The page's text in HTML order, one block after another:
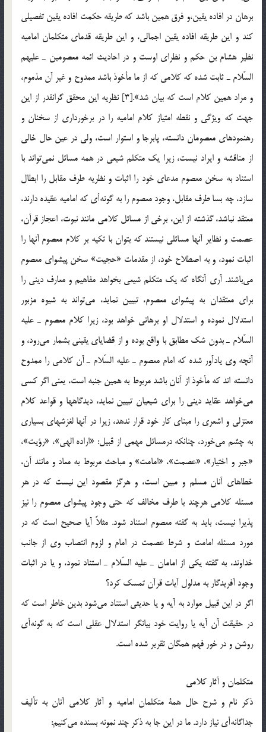
برهان در افاده يقين،و فرق همين باشد كه طريقه حكمت افاده يقين تفصيلي
كند و اين طريقه افاده يقين اجمالي، و اين طريقه قدماي متكلمان اماميه
نظير هشام بن حكم و نظراي اوست و در احاديث ائمه معصومين ـ عليهم
السّلام ـ ثابت شده كه كلامي كه از ما مأخوذ باشد ممدوح و غير آن مذموم،
و مراد همين كلام است كه بيان شد».[3] نظريه اين محقق گرانقدر از اين
جهت كه ويژگي و نقطه امتياز كلام اماميه را در برخورداري از سخنان و
رهنمودهاي معصومان دانسته، پابرجا و استوار است، ولي در عين حال خالي
از مناقشه و ايراد نيست، زيرا يك متكلم شيعي در همه مسائل نمي‌تواند با
استناد به سخن معصوم مدعاي خود را اثبات و نظريه طرف مقابل را ابطال
سازد، چه بسا طرف مقابل، وجود معصوم را به گونه‌أي كه اماميه عقيده دارند،
معتقد نباشد، گذشته از اين، برخي از مسائل كلامي مانند نبوت، اعجاز قرآن،
عصمت و نظاير آنها مسائلي نيستند كه بتوان با تكيه بر كلام معصوم آنها را
اثبات نمود، و به اصطلاح خود، از مقدمات «حجيت» سخن پيشواي معصوم
مي‌باشند. آري آنگاه كه يك متكلم شيعي بخواهد مفاهيم و معارف ديني را
براي معتقدان به پيشواي معصوم، تبيين نمايد، مي‌تواند به شيوه مزبور
استدلال نموده و استدلال او برهاني خواهد بود، زيرا كلام معصوم ـ عليه
السّلام ـ بدون شك مطابق با واقع بوده و از قضاياي يقيني بشمار مي‌رود، و
آنچه وي يادآور شده كه امام معصوم ـ عليه السّلام ـ آن كلامي را ممدوح
دانسته اند كه مأخوذ از آنان باشد مربوط به همين جنبه است، يعني اگر كسي
مي‌خواهد عقايد ديني را براي شيعيان تبيين نمايد، ديدگاهها و قواعد كلام
معتزلي و اشعري را مبناي كار خود قرار ندهد، زيرا در آنها لغزشهاي بسياري
به چشم مي‌خورد، چنانكه درمسائل مهمي از قبيل: «اراده الهي»، «رؤيت»،
«جبر و اختيار»، «عصمت»، «امامت» و مباحث مربوط به معاد و مانند آن،
خطاهاي آنان مسلم و مبين است، و هرگز مقصود اين نيست كه در هر
مسئله كلامي هرچند با طرف مخالف كه حتي وجود پيشواي معصوم را نيز
پذيرا نيست، بايد به گفته معصوم استناد شود. مثلاً آيا صحيح است كه در
مورد مسئله امامت و شرط عصمت در امام و لزوم انتصاب وي از جانب
خداوند، به گفته يكي از امامان ـ عليه السّلام ـ استناد نمود، و يا در اثبات
وجود آفريدگار به مدلول آيات قرآن تمسك كرد؟
اگر در اين قبيل موارد به آيه و يا حديثي استناد مي‌شود بدين خاطر است كه
در حقيقت آن آيه يا روايت خود بيانگر استدلال عقلي است كه به گونه‌أي
روشن و در خور فهم همگان تقرير شده است.
متكلمان و آثار كلامي
ذكر نام و شرح حال همة متكلمان اماميه و آثار كلامي آنان به تأليف
جداگانه‌أي نياز دارد. ما در اين جا به ذكر چند نمونه بسنده مي‌كنيم: